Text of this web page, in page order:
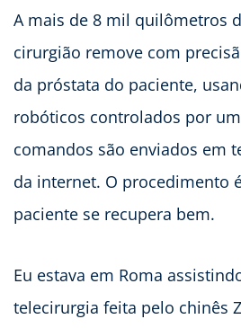
A mais de 8 mil quilômetros
cirurgião remove com
da próstata do paciente,
robóticos controlados por
comandos são enviados em
da internet. O procedimento
paciente se recupera bem.
Eu estava em Roma
telecirurgia feita pelo chinês